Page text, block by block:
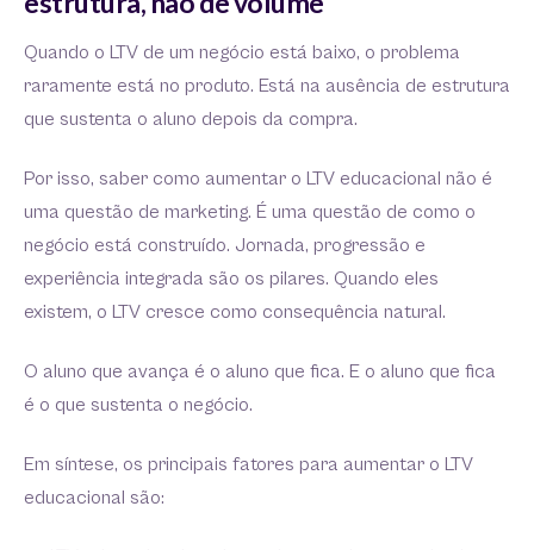
Quando o LTV de um negócio está baixo, o problema
raramente está no produto. Está na ausência de estrutura
que sustenta o aluno depois da compra.
Por isso, saber como aumentar o LTV educacional não é
uma questão de marketing. É uma questão de como o
negócio está construído. Jornada, progressão e
experiência integrada são os pilares. Quando eles
existem, o LTV cresce como consequência natural.
O aluno que avança é o aluno que fica. E o aluno que fica
é o que sustenta o negócio.
Em síntese, os principais fatores para aumentar o LTV
educacional são: